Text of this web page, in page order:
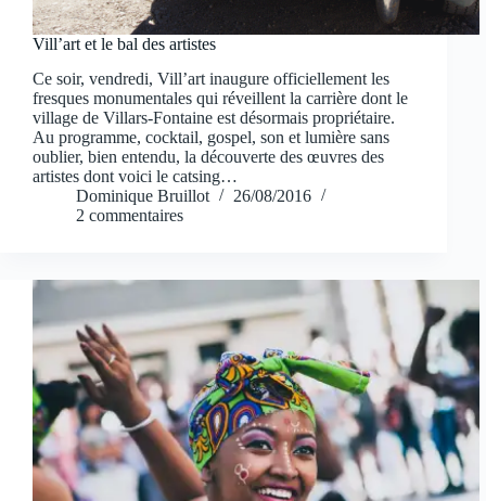
Vill’art et le bal des artistes
Ce soir, vendredi, Vill’art inaugure officiellement les
fresques monumentales qui réveillent la carrière dont le
village de Villars-Fontaine est désormais propriétaire.
Au programme, cocktail, gospel, son et lumière sans
oublier, bien entendu, la découverte des œuvres des
artistes dont voici le catsing…
Dominique Bruillot
26/08/2016
2 commentaires